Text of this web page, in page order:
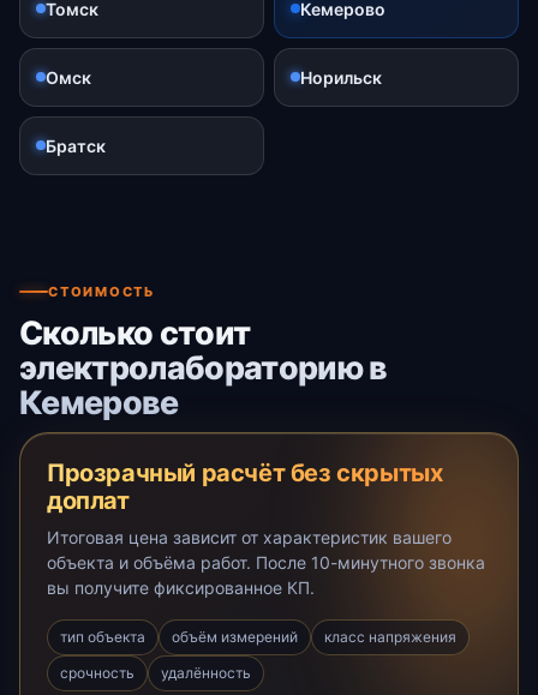
Томск Кемерово
Омск Норильск
Братск
СТОИМОСТЬ
Сколько стоит
электролабораторию в
Кемерове
Прозрачный расчёт без скрытых
доплат
Итоговая цена зависит от характеристик вашего
объекта и объёма работ. После 10-минутного звонка
вы получите фиксированное КП.
тип объекта объём измерений
класс напряжения
срочность
удалённость